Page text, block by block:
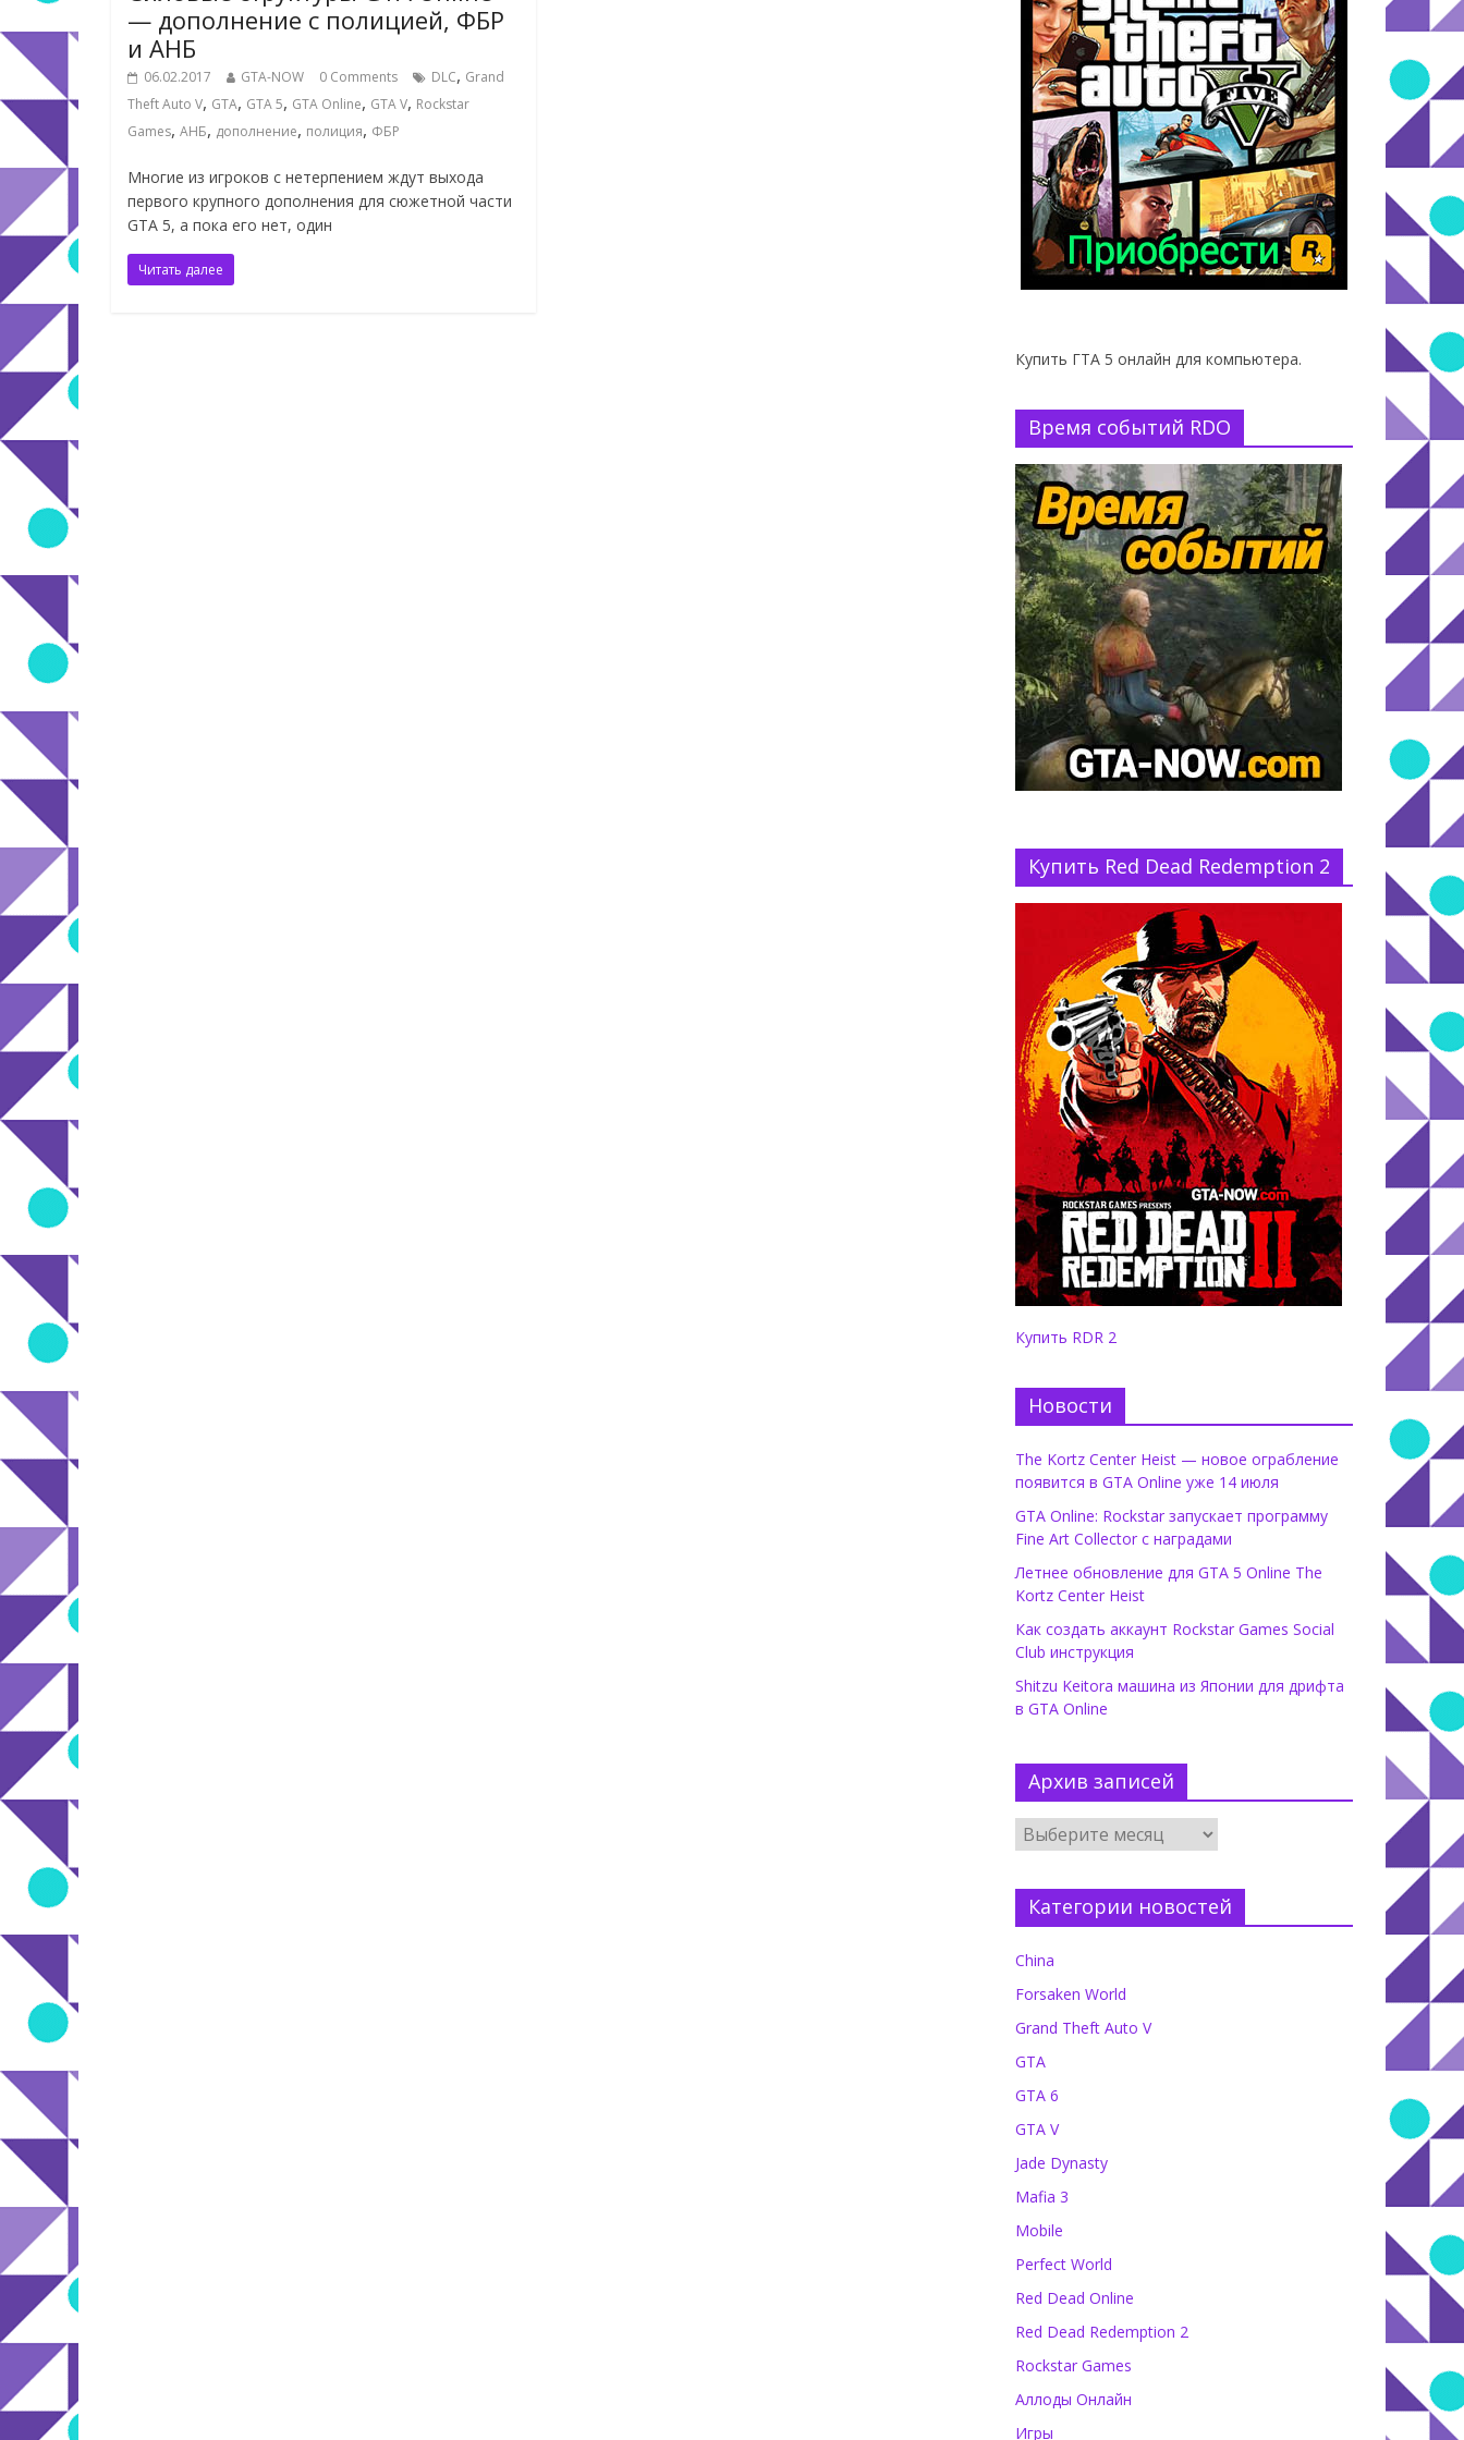
— дополнение с полицией, ФБР
и АНБ
06.02.2017 GTA-NOW 0 Comments DLC, Grand
Theft Auto V, GTA, GTA 5, GTA Online, GTA V, Rockstar
Games, АНБ, дополнение, полиция, ФБР
Многие из игроков с нетерпением ждут выхода
первого крупного дополнения для сюжетной части
GTA 5, а пока его нет, один
Читать далее
Купить ГТА 5 онлайн для компьютера.
Время событий RDO
Купить Red Dead Redemption 2
Купить RDR 2
Новости
The Kortz Center Heist — новое ограбление
появится в GTA Online уже 14 июля
GTA Online: Rockstar запускает программу
Fine Art Collector с наградами
Летнее обновление для GTA 5 Online The
Kortz Center Heist
Как создать аккаунт Rockstar Games Social
Club инструкция
Shitzu Keitora машина из Японии для дрифта
в GTA Online
Архив записей
Категории новостей
China
Forsaken World
Grand Theft Auto V
GTA
GTA 6
GTA V
Jade Dynasty
Mafia 3
Mobile
Perfect World
Red Dead Online
Red Dead Redemption 2
Rockstar Games
Аллоды Онлайн
Игры